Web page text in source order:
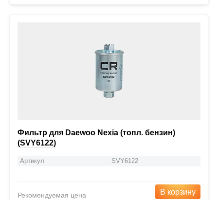
Фильтр для Daewoo Nexia (топл. бензин)
(SVY6122)
Артикул SVY6122
Рекомендуемая цена В корзину